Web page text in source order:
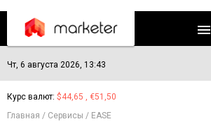
Чт, 6 августа 2026, 13:43
Курс валют: $44,65 , €51,50
Главная
Сервисы EASE